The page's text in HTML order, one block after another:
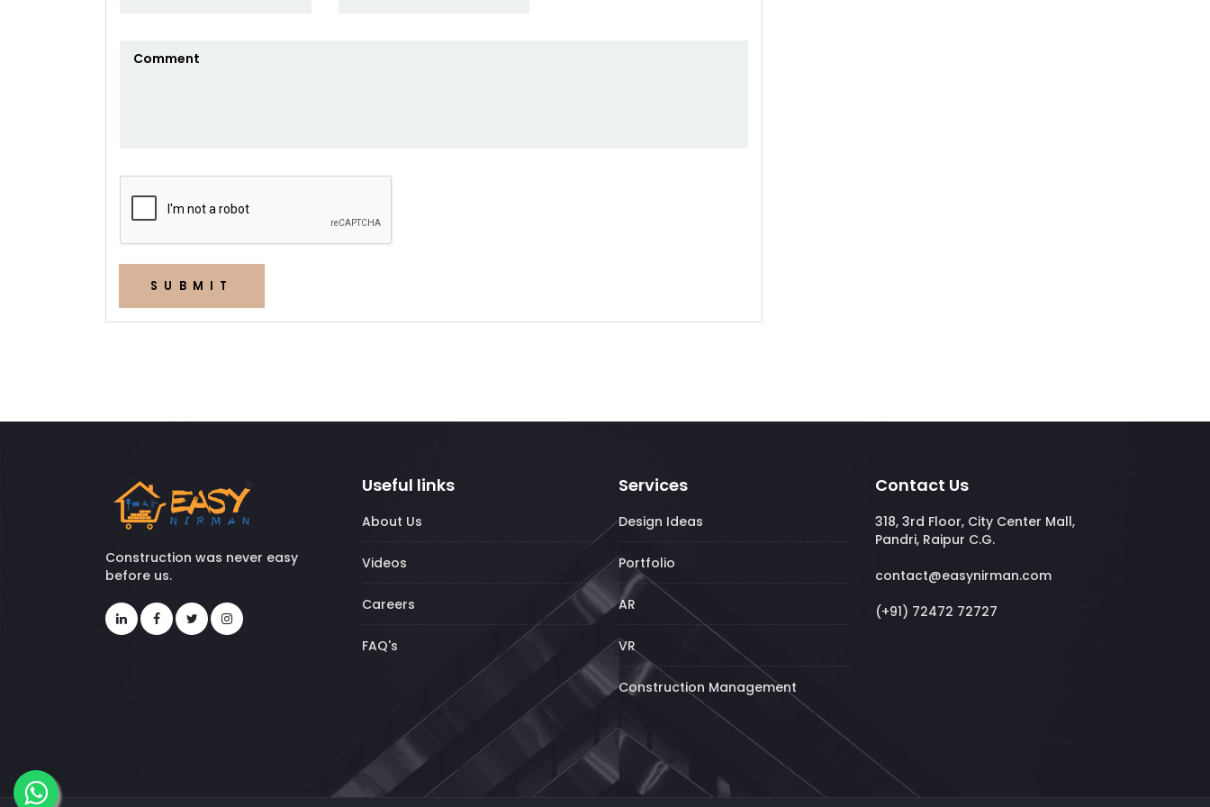
SUBMIT
Construction was never easy
before us.
Useful links
About Us
Videos
Careers
FAQ's
Services
Design Ideas
Portfolio
AR
VR
Construction Management
Contact Us
318, 3rd Floor, City Center Mall,
Pandri, Raipur C.G.
contact@easynirman.com
(+91) 72472 72727